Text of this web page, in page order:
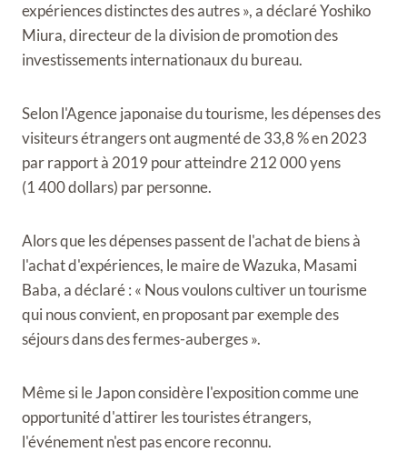
expériences distinctes des autres », a déclaré Yoshiko
Miura, directeur de la division de promotion des
investissements internationaux du bureau.
Selon l'Agence japonaise du tourisme, les dépenses des
visiteurs étrangers ont augmenté de 33,8 % en 2023
par rapport à 2019 pour atteindre 212 000 yens
(1 400 dollars) par personne.
Alors que les dépenses passent de l'achat de biens à
l'achat d'expériences, le maire de Wazuka, Masami
Baba, a déclaré : « Nous voulons cultiver un tourisme
qui nous convient, en proposant par exemple des
séjours dans des fermes-auberges ».
Même si le Japon considère l'exposition comme une
opportunité d'attirer les touristes étrangers,
l'événement n'est pas encore reconnu.